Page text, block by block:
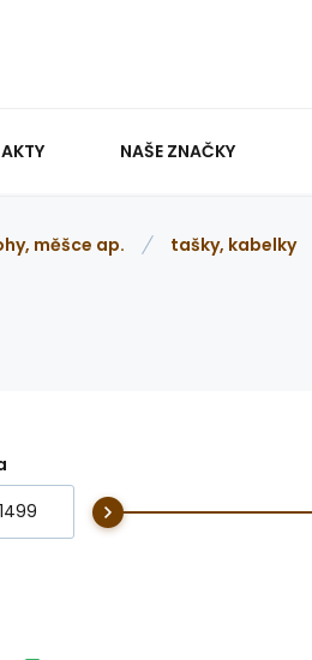
NAŠE ZNAČKY
měšce ap. tašky, kabelky